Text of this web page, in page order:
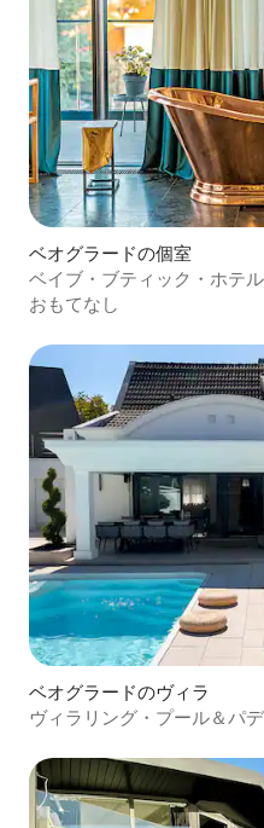
ベオグラードの個室
ベイブ・ブティック・ホテ
おもてなし
ベオグラードのヴィラ
ヴィラリング・プール＆パ